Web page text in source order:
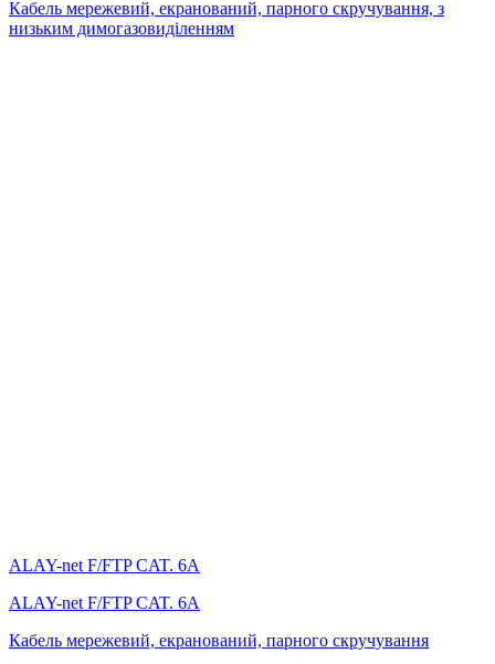
Кабель мережевий, екранований, парного скручування, з
низьким димогазовиділенням
ALAY-net F/FTP CAT. 6А
ALAY-net F/FTP CAT. 6А
Кабель мережевий, екранований, парного скручування